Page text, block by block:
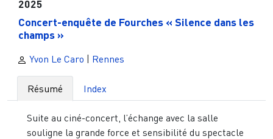
2025
Concert-enquête de Fourches « Silence dans les
champs »
Yvon Le Caro | Rennes
Résumé Index
Suite au ciné-concert, l’échange avec la salle
souligne la grande force et sensibilité du spectacle